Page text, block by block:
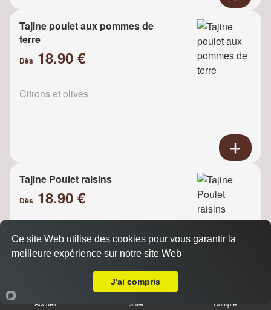
Tajine poulet aux pommes de
terre
Dès 18.90 €
Citrons et olives
Tajine Poulet raisins
Dès 18.90 €
Oignons
Accueil Panier Compte
Ce site Web utilise des cookies pour vous garantir la
meilleure expérience sur notre site Web
J'ai compris